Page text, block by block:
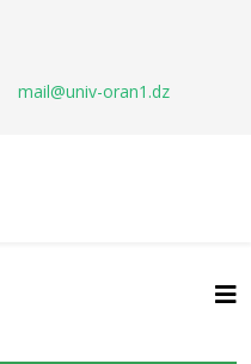
mail@univ-oran1.dz